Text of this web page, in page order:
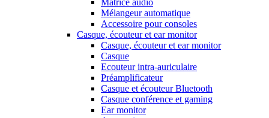
Matrice audio
Mélangeur automatique
Accessoire pour consoles
Casque, écouteur et ear monitor
Casque, écouteur et ear monitor
Casque
Ecouteur intra-auriculaire
Préamplificateur
Casque et écouteur Bluetooth
Casque conférence et gaming
Ear monitor